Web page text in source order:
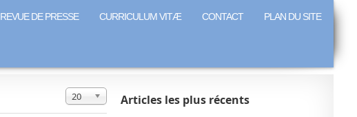
REVUE DE PRESSE CURRICULUM VITÆ CONTACT PLAN DU SITE
Affichage #
20 Articles les plus récents